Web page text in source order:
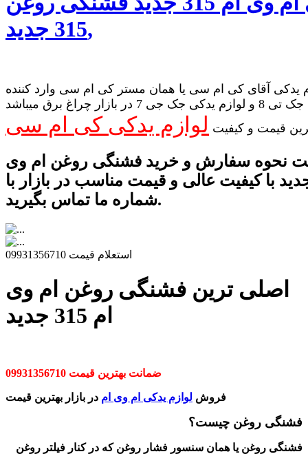
315 جدید,
یدکی آقای کی ام سی یا همان مستر کی ام سی وارد کننده
لوازم یدکی جک تی 8 و لوازم یدکی جک جی 7 در بازار چراغ برق میباشد
قیمت و کیفیت لوازم یدکی کی ام سی
نحوه سفارش و خرید فشنگی روغن ام وی
315 جدید با کیفیت عالی و قیمت مناسب در بازار با
شماره ما تماس بگیرید.
استعلام قیمت 09931356710
اصلی ترین فشنگی روغن ام وی
ام 315 جدید
ضمانت بهترین قیمت 09931356710
فروش لوازم یدکی ام وی ام در بازار بهترین قیمت
فشنگی روغن چیست؟
فشنگی روغن یا همان سنسور فشار روغن که در کنار فیلتر روغن